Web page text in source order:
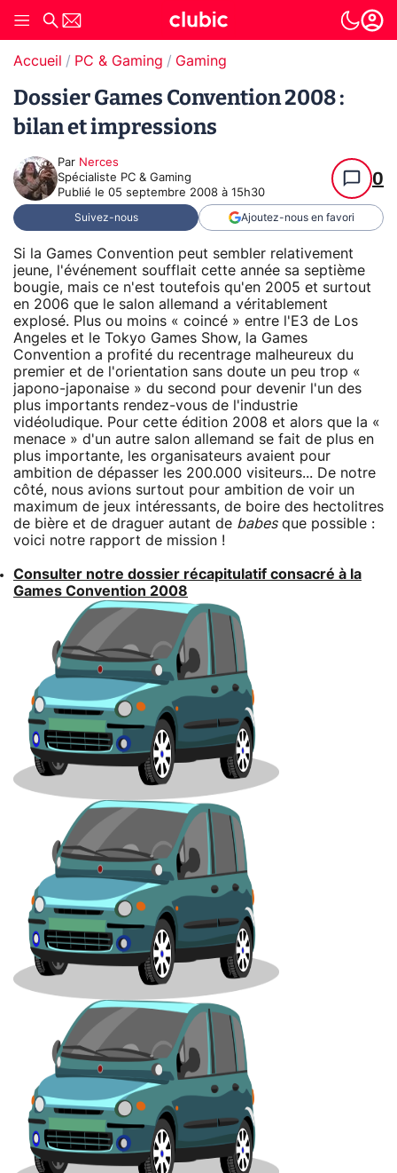
Accueil PC & Gaming Gaming
Dossier Games Convention 2008 :
bilan et impressions
Par Nerces
Spécialiste PC & Gaming
Publié le 05 septembre 2008 à 15h30
0
Suivez-nous Ajoutez-nous en favori
Si la Games Convention peut sembler relativement
jeune, l'événement soufflait cette année sa septième
bougie, mais ce n'est toutefois qu'en 2005 et surtout
en 2006 que le salon allemand a véritablement
explosé. Plus ou moins « coincé » entre l'E3 de Los
Angeles et le Tokyo Games Show, la Games
Convention a profité du recentrage malheureux du
premier et de l'orientation sans doute un peu trop «
japono-japonaise » du second pour devenir l'un des
plus importants rendez-vous de l'industrie
vidéoludique. Pour cette édition 2008 et alors que la «
menace » d'un autre salon allemand se fait de plus en
plus importante, les organisateurs avaient pour
ambition de dépasser les 200.000 visiteurs... De notre
côté, nous avions surtout pour ambition de voir un
maximum de jeux intéressants, de boire des hectolitres
de bière et de draguer autant de babesque possible :
voici notre rapport de mission !
Consulter notre dossier récapitulatif consacré à la
Games Convention 2008